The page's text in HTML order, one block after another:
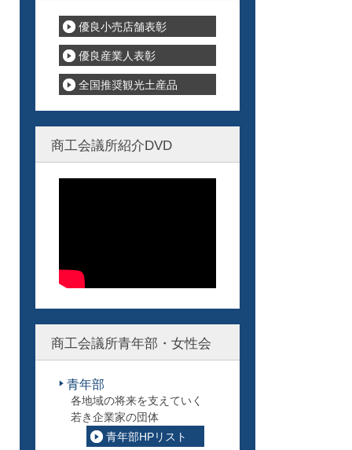
優良小売店舗表彰
優良産業人表彰
全国推奨観光土産品
商工会議所紹介DVD
商工会議所青年部・女性会
青年部
各地域の将来を支えていく
若き企業家の団体
青年部HPリスト